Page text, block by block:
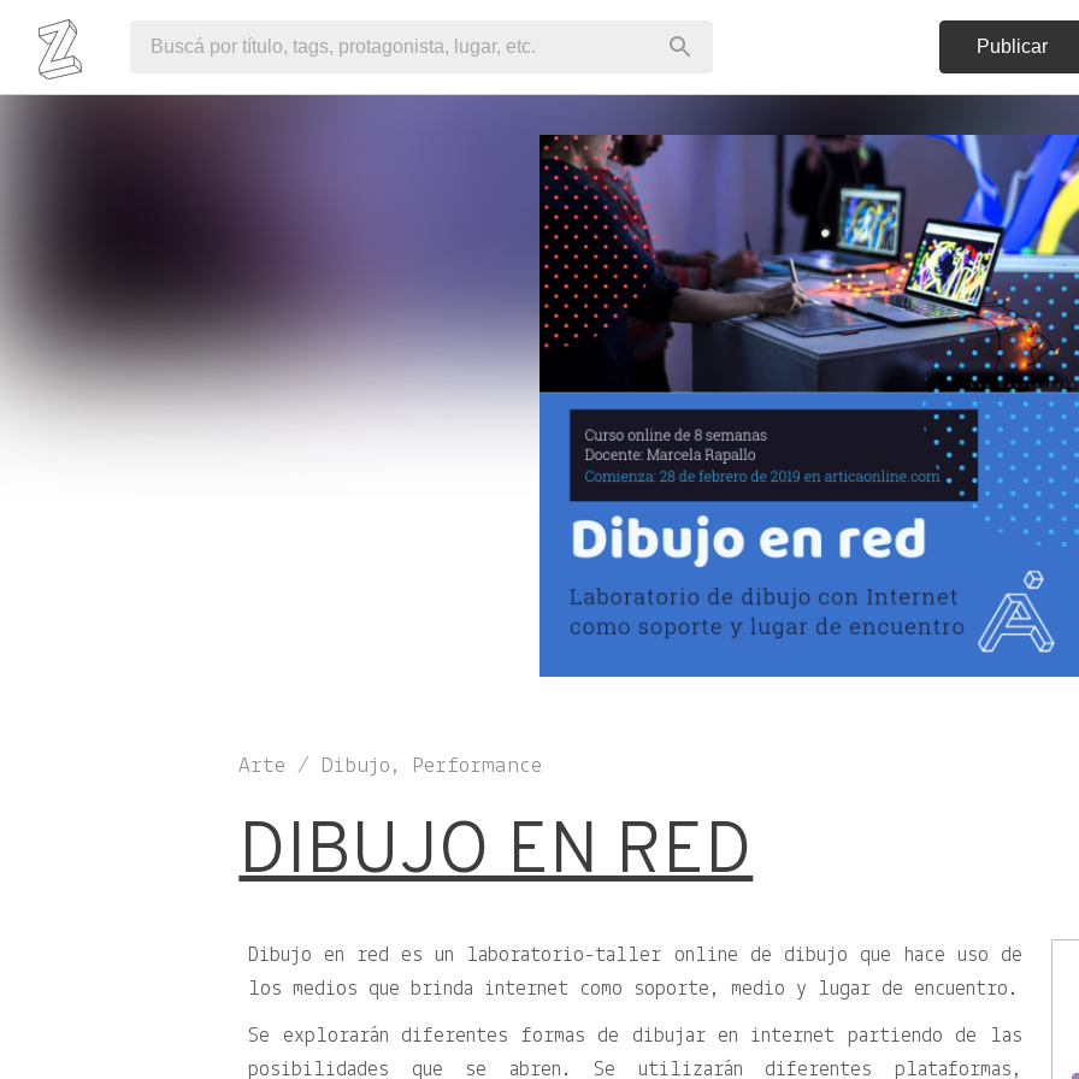
Publicar
Arte / Dibujo, Performance
DIBUJO EN RED
Dibujo en red es un laboratorio-taller online de dibujo que hace uso de
los medios que brinda internet como soporte, medio y lugar de encuentro.
Se explorarán diferentes formas de dibujar en internet partiendo de las
posibilidades que se abren. Se utilizarán diferentes plataformas,